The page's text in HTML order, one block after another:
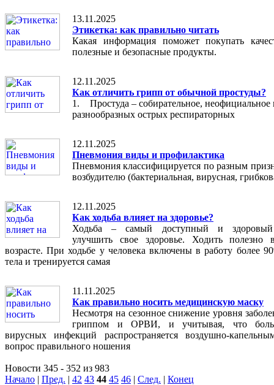
13.11.2025
Этикетка: как правильно читать
Какая информация поможет покупать
полезные и безопасные продукты.
12.11.2025
Как отличить грипп от обычной простуды?
1. Простуда – собирательное, неофициальное
разнообразных острых респираторных
12.11.2025
Пневмония виды и профилактика
Пневмония классифицируется по разным
возбудителю (бактериальная, вирусная,
12.11.2025
Как ходьба влияет на здоровье?
Ходьба – самый доступный и здоровый
улучшить свое здоровье. Ходить полезно
возрасте. При ходьбе у человека включены в работу более
тела и тренируется самая
11.11.2025
Как правильно носить медицинскую маску
Несмотря на сезонное снижение уровня
гриппом и ОРВИ, и учитывая, что
вирусных инфекций распространяется воздушно-
вопрос правильного ношения
Новости 345 - 352 из 983
Начало | Пред. | 42 43 44 45 46 | След. | Конец